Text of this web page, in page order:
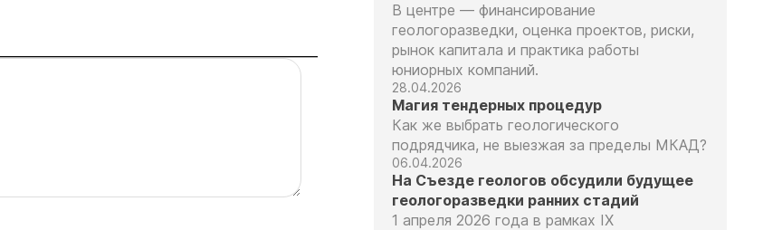
В центре — финансирование
геологоразведки, оценка проектов, риски,
рынок капитала и практика работы
юниорных компаний.
28.04.2026
Магия тендерных процедур
Как же выбрать геологического
подрядчика, не выезжая за пределы МКАД?
06.04.2026
На Съезде геологов обсудили будущее
геологоразведки ранних стадий
1 апреля 2026 года в рамках IX